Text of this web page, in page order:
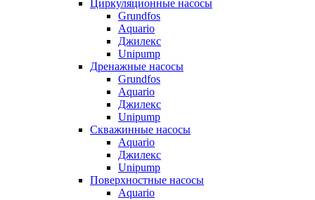
Циркуляционные насосы
Grundfos
Aquario
Джилекс
Unipump
Дренажные насосы
Grundfos
Aquario
Джилекс
Unipump
Скважинные насосы
Aquario
Джилекс
Unipump
Поверхностные насосы
Aquario